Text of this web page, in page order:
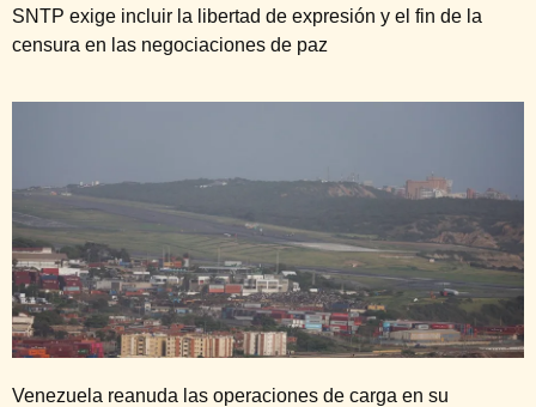
SNTP exige incluir la libertad de expresión y el fin de la
censura en las negociaciones de paz
Venezuela reanuda las operaciones de carga en su